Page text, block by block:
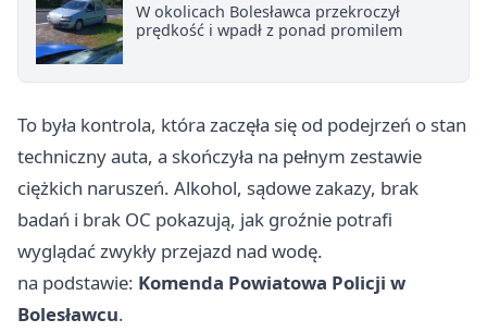
W okolicach Bolesławca przekroczył
prędkość i wpadł z ponad promilem
To była kontrola, która zaczęła się od podejrzeń o stan
techniczny auta, a skończyła na pełnym zestawie
ciężkich naruszeń. Alkohol, sądowe zakazy, brak
badań i brak OC pokazują, jak groźnie potrafi
wyglądać zwykły przejazd nad wodę.
na podstawie: Komenda Powiatowa Policji w
Bolesławcu.